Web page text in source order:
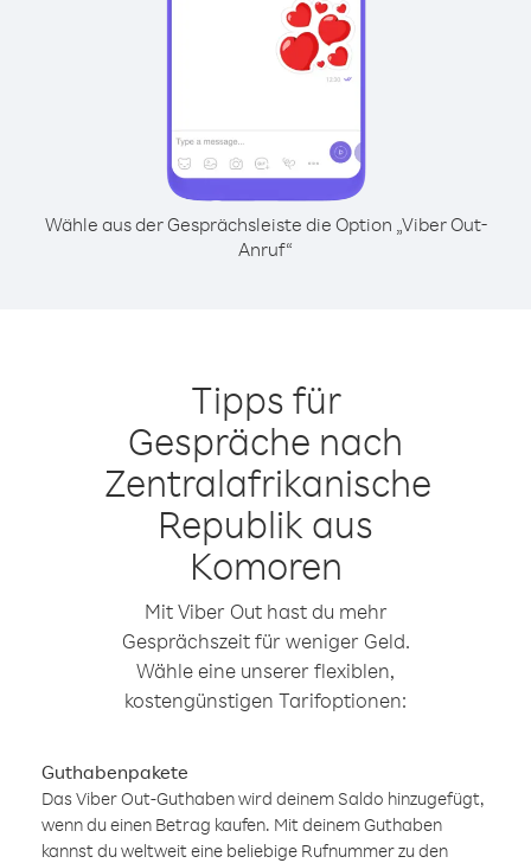
Wähle aus der Gesprächsleiste die Option „Viber Out-
Anruf“
Tipps für
Gespräche nach
Zentralafrikanische
Republik aus
Komoren
Mit Viber Out hast du mehr
Gesprächszeit für weniger Geld.
Wähle eine unserer flexiblen,
kostengünstigen Tarifoptionen:
Guthabenpakete
Das Viber Out-Guthaben wird deinem Saldo hinzugefügt,
wenn du einen Betrag kaufen. Mit deinem Guthaben
kannst du weltweit eine beliebige Rufnummer zu den